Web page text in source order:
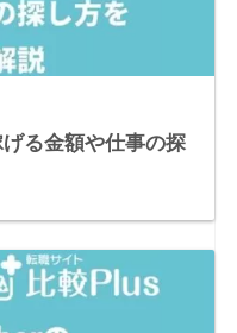
る金額や仕事の探